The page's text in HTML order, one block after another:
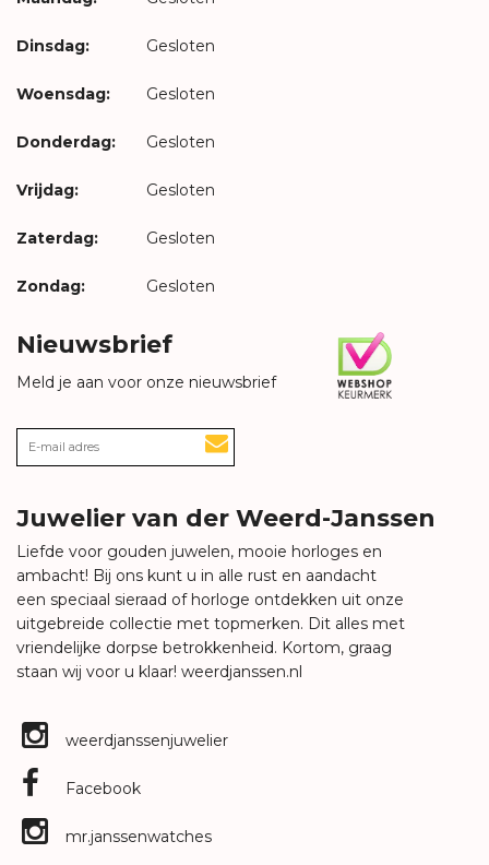
Dinsdag: Gesloten
Woensdag: Gesloten
Donderdag: Gesloten
Vrijdag: Gesloten
Zaterdag: Gesloten
Zondag: Gesloten
Nieuwsbrief
Meld je aan voor onze nieuwsbrief
Juwelier van der Weerd-Janssen
Liefde voor gouden juwelen, mooie horloges en
ambacht! Bij ons kunt u in alle rust en aandacht
een speciaal sieraad of horloge ontdekken uit onze
uitgebreide collectie met topmerken. Dit alles met
vriendelijke dorpse betrokkenheid. Kortom, graag
staan wij voor u klaar! weerdjanssen.nl
weerdjanssenjuwelier
Facebook
mr.janssenwatches